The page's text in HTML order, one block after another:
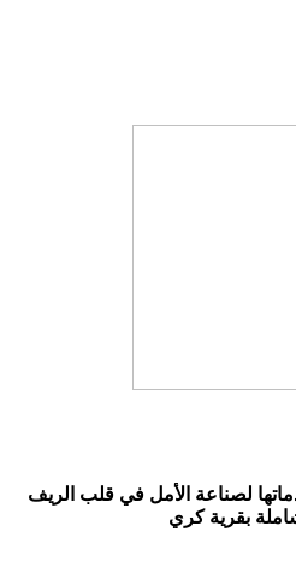
لصناعة الأمل في قلب الريف
بقرية كري